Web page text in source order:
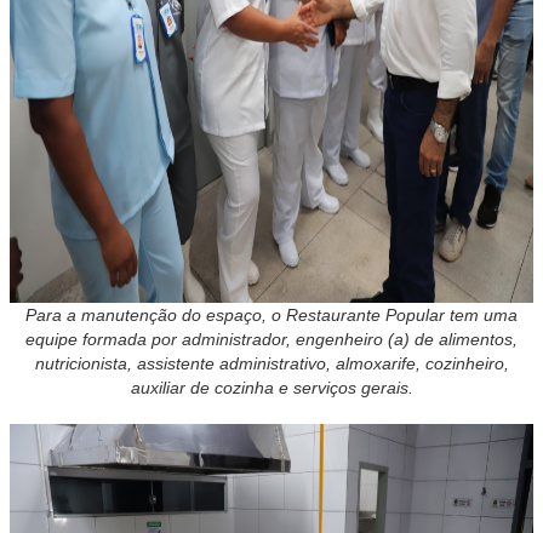
Para a manutenção do espaço, o Restaurante Popular tem uma
equipe formada por administrador, engenheiro (a) de alimentos,
nutricionista, assistente administrativo, almoxarife, cozinheiro,
auxiliar de cozinha e serviços gerais.